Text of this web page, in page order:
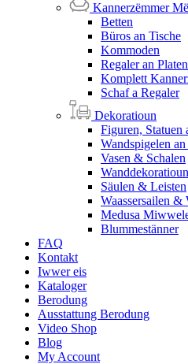
Kannerzëmmer
Betten
Büros an Tische
Kommoden
Regaler an Platen
Komplett
Schaf a Regaler
Dekoratioun
Figuren, Statuen
Wandspigelen
Vasen & Schalen
Wanddekoratioun
Säulen & Leisten
Waassersailen &
Medusa
Blummestänner
FAQ
Kontakt
Iwwer eis
Kataloger
Berodung
Ausstattung Berodung
Video Shop
Blog
My Account